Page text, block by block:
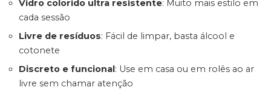
Vidro colorido ultra resistente: Muito mais estilo em
cada sessão
Livre de resíduos: Fácil de limpar, basta álcool e
cotonete
Discreto e funcional: Use em casa ou em rolês ao ar
livre sem chamar atenção